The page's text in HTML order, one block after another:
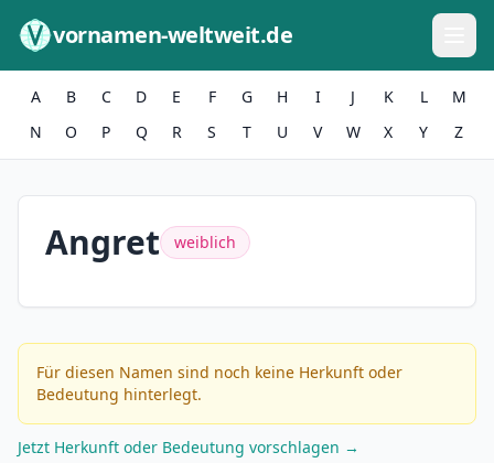
vornamen-weltweit.de
A B C D E F G H I J K L
M
N
O P Q R S T U V W X Y Z
Angret weiblich
Für diesen Namen sind noch keine Herkunft oder
Bedeutung hinterlegt.
Jetzt Herkunft oder Bedeutung vorschlagen →